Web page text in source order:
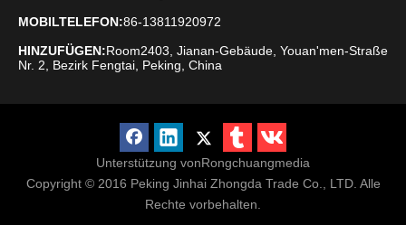
MOBILTELEFON:86-13811920972
HINZUFÜGEN:Room2403, Jianan-Gebäude, Youan'men-Straße
Nr. 2, Bezirk Fengtai, Peking, China
Unterstützung vonRongchuangmedia
Copyright © 2016 Peking Jinhai Zhongda Trade Co., LTD. Alle
Rechte vorbehalten.